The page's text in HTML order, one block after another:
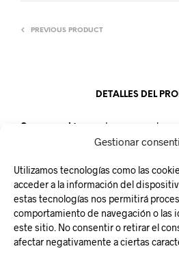
Gestionar
Utilizamos tecnologías como las
acceder a la información del
estas tecnologías nos permitirá
comportamiento de navegación o las
este sitio. No consentir o retirar el
afectar negativamente a ciertas
PREVIOUS PRODUCT
DETALLES DEL
Conservación:
mantener en un lugar
temperatura de 18ºC. Proteger de la
Responsabilidad